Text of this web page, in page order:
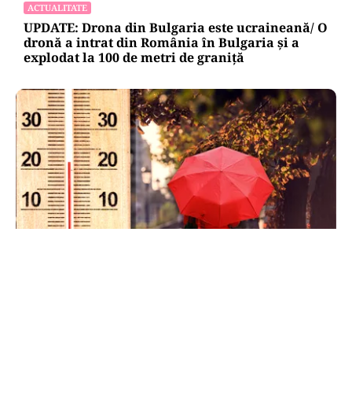
ACTUALITATE
UPDATE: Drona din Bulgaria este ucraineană/ O
dronă a intrat din România în Bulgaria şi a
explodat la 100 de metri de graniţă